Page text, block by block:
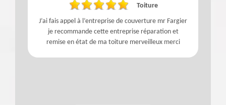
Toiture
J’ai fais appel à l’entreprise de couverture mr Fargier
je recommande cette entreprise réparation et
remise en état de ma toiture merveilleux merci